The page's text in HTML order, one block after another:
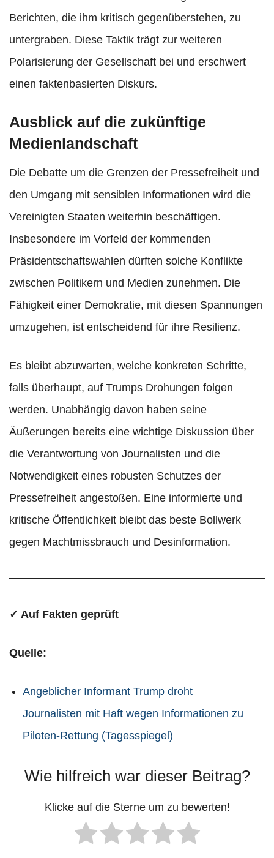
Berichten, die ihm kritisch gegenüberstehen, zu
untergraben. Diese Taktik trägt zur weiteren
Polarisierung der Gesellschaft bei und erschwert
einen faktenbasierten Diskurs.
Ausblick auf die zukünftige
Medienlandschaft
Die Debatte um die Grenzen der Pressefreiheit und
den Umgang mit sensiblen Informationen wird die
Vereinigten Staaten weiterhin beschäftigen.
Insbesondere im Vorfeld der kommenden
Präsidentschaftswahlen dürften solche Konflikte
zwischen Politikern und Medien zunehmen. Die
Fähigkeit einer Demokratie, mit diesen Spannungen
umzugehen, ist entscheidend für ihre Resilienz.
Es bleibt abzuwarten, welche konkreten Schritte,
falls überhaupt, auf Trumps Drohungen folgen
werden. Unabhängig davon haben seine
Äußerungen bereits eine wichtige Diskussion über
die Verantwortung von Journalisten und die
Notwendigkeit eines robusten Schutzes der
Pressefreiheit angestoßen. Eine informierte und
kritische Öffentlichkeit bleibt das beste Bollwerk
gegen Machtmissbrauch und Desinformation.
✓ Auf Fakten geprüft
Quelle:
Angeblicher Informant Trump droht
Journalisten mit Haft wegen Informationen zu
Piloten-Rettung (Tagesspiegel)
Wie hilfreich war dieser Beitrag?
Klicke auf die Sterne um zu bewerten!